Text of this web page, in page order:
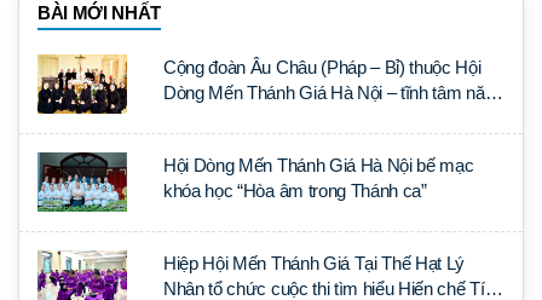
BÀI MỚI NHẤT
Cộng đoàn Âu Châu (Pháp – Bỉ) thuộc Hội
Dòng Mến Thánh Giá Hà Nội – tĩnh tâm năm
Hội Dòng Mến Thánh Giá Hà Nội bế mạc
khóa học “Hòa âm trong Thánh ca”
Hiệp Hội Mến Thánh Giá Tại Thế Hạt Lý
Nhân tổ chức cuộc thi tìm hiểu Hiến chế Tín